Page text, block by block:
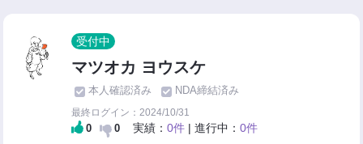
受付中
マツオカ ヨウスケ
本人確認済み
NDA締結済み
最終ログイン：2024/10/31
0 0 実績：0件 | 進行中：0件